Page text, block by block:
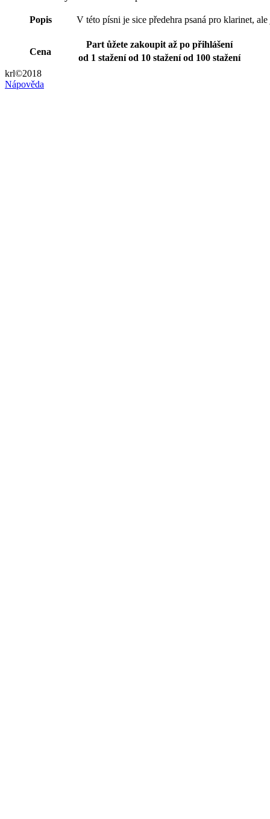
Popis V této písni je sice předehra psaná pro klarinet,
Cena
Part ůžete zakoupit až po přihlášení
od 1 stažení od 10 stažení od 100 stažení
krl©2018
Nápověda